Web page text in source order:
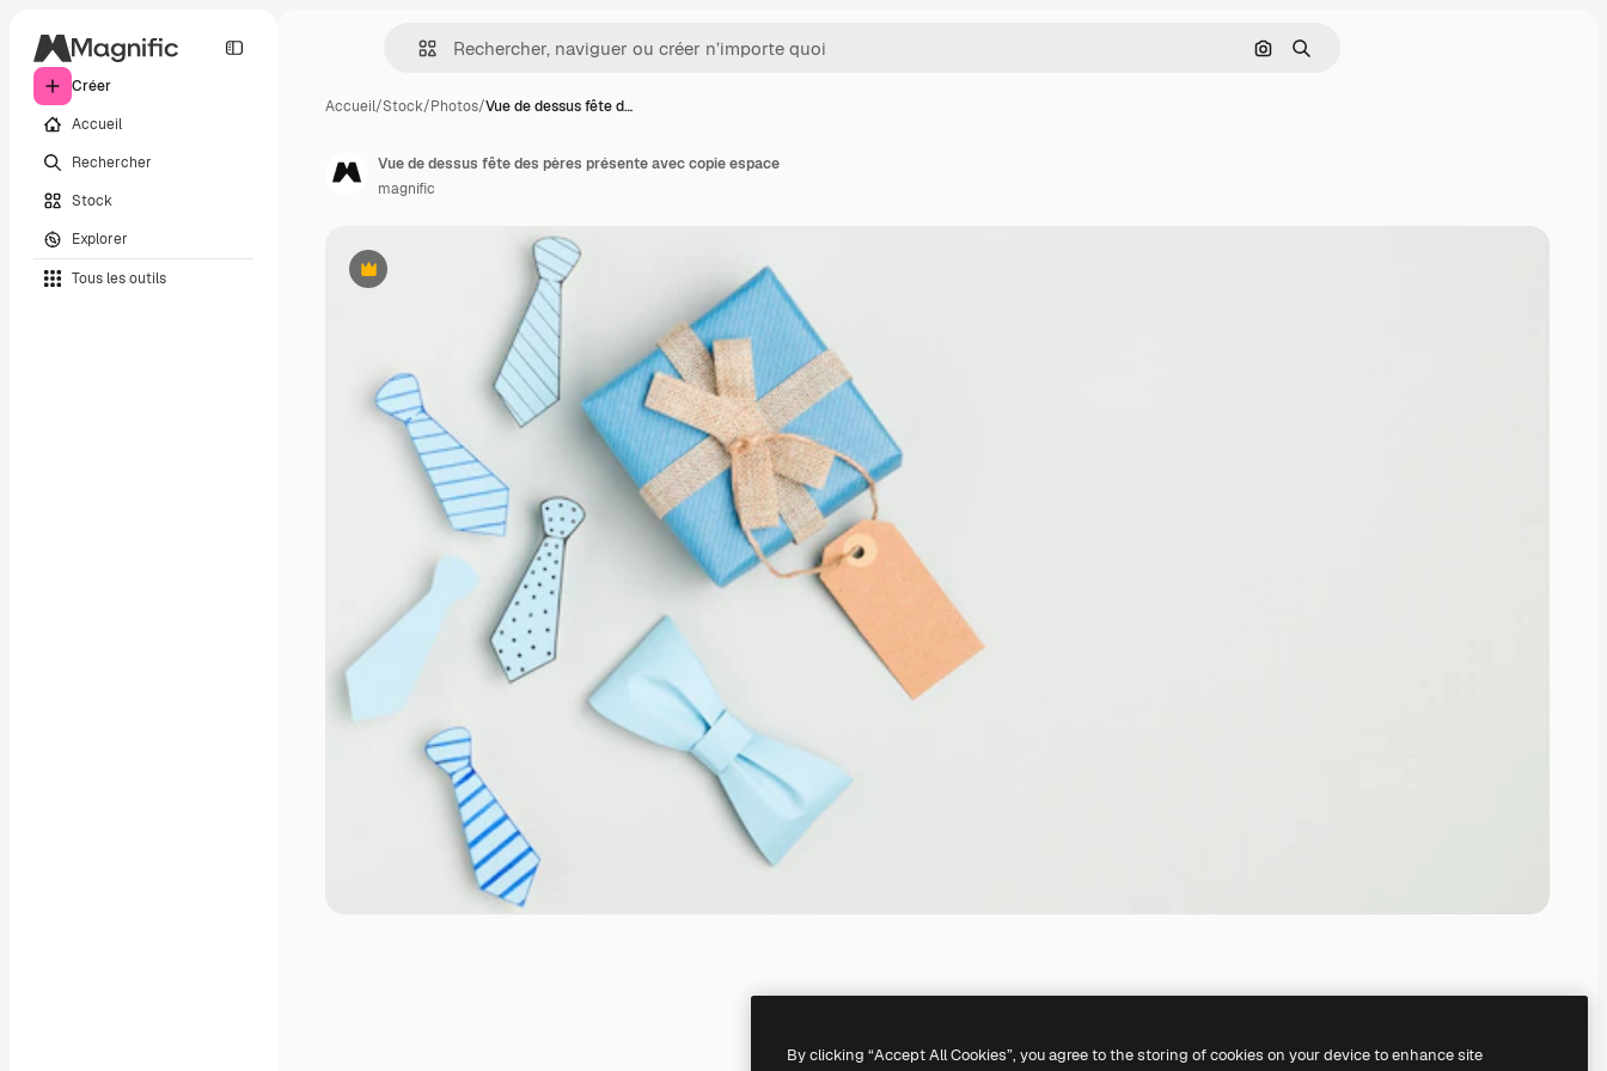
Créer
Accueil
Rechercher
Stock
Explorer
Tous les outils
Rechercher par image
Rechercher
Accueil/Stock/Photos/Vue de dessus fête d…
Premium
Vue de dessus fête des pères présente avec copie espace
magnific
By clicking “Accept All Cookies”, you agree to the storing of cookies on your device to enhance site